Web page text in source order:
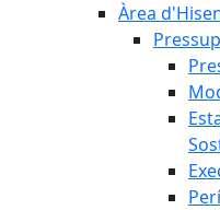
Àrea